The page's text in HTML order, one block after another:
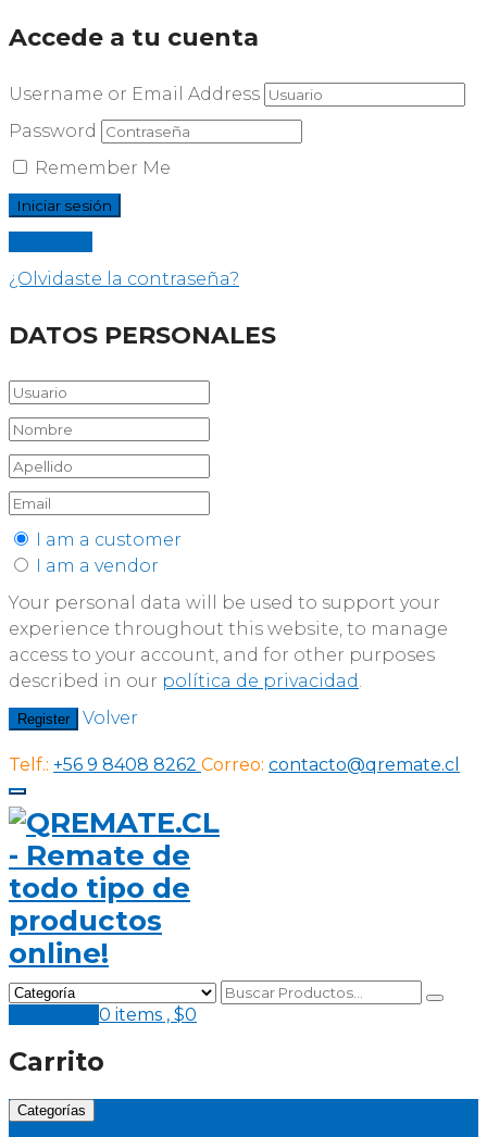
Accede a tu cuenta
Username or Email Address
Password
Remember Me
¿Olvidaste la contraseña?
DATOS PERSONALES
I am a customer
I am a vendor
Your personal data will be used to support your
experience throughout this website, to manage
access to your account, and for other purposes
described in our política de privacidad.
Register Volver
Telf.: +56 9 8408 8262 Correo: contacto@qremate.cl
0 items , $0
Carrito
Categorías